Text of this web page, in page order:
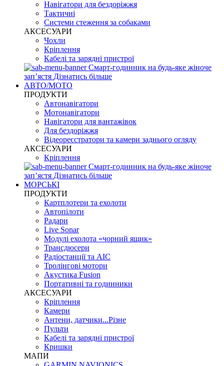
Навігатори для бездоріжжя
Тактичні
Системи стеження за собаками
АКСЕСУАРИ
Чохли
Кріплення
Кабелі та зарядні пристрої
Смарт-годинник на будь-яке жіноче
запʼястя Дізнатись більше
АВТО/МОТО
ПРОДУКТИ
Автонавігатори
Мотонавігатори
Навігатори для вантажівок
Для бездоріжжя
Відеореєстратори та камери заднього огляду
АКСЕСУАРИ
Кріплення
Смарт-годинник на будь-яке жіноче
запʼястя Дізнатись більше
МОРСЬКІ
ПРОДУКТИ
Картплотери та ехолоти
Автопілоти
Радари
Live Sonar
Модулі ехолота «чорний ящик»
Трансдюсери
Радіостанції та АІС
Тролінгові мотори
Акустика Fusion
Портативні та годинники
АКСЕСУАРИ
Кріплення
Камери
Антени, датчики...Різне
Пульти
Кабелі та зарядні пристрої
Кришки
МАПИ